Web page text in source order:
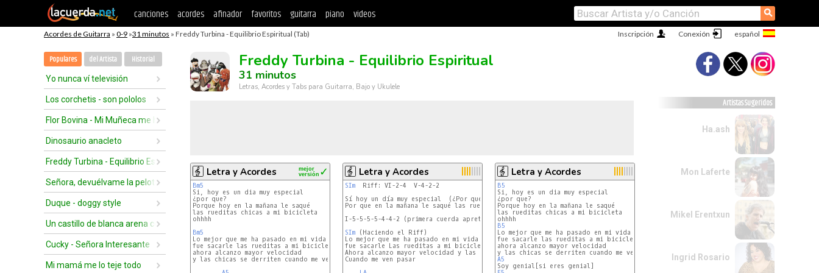
canciones acordes afinador favoritos guitarra piano videos ⚲
Acordes de Guitarra » 0-9 »31 minutos » Freddy Turbina - Equilibrio Espiritual (Tab) Conexión
Inscripción
Populares del Artista Historial
Yo nunca ví televisión
Los corchetis - son pololos
Flor Bovina - Mi Muñeca me hablo
Dinosaurio anacleto
Freddy Turbina - Equilibrio Espiritual
Señora, devuélvame la pelota
Duque - doggy style
Un castillo de blanca arena con vista al mar
Cucky - Señora Interesante
Mi mamá me lo teje todo
Freddy Turbina - Equilibrio Espiritual
31 minutos
Letras, Acordes y Tabs para Guitarra, Bajo y Ukulele
Letra y Acordes ✓
mejor
versión
Bm5
¿por que?
Porque hoy en la mañana le saqué
las rueditas chicas a mi bicicleta
ohhhh
Bm5
fue sacarle las rueditas a mi bicicleta
ahora alcanzo mayor velocidad
y las chicas se derriten cuando me ven pasar
Letra y Acordes
SIm
  Riff: VI-2-4  V-4-2-2
Sí hoy un día muy especial  (¿Por qué?)
Por que en la mañana le saqué las rueditas chicas a mi bicicleta (Oh)
I-5-5-5-5-4-4-2 (primera cuerda apretada en espacios, 5 y 4 según se indica)
SIm (Haciendo el Riff)
Lo mejor que me ha pasado en mi vida
fue sacarle Las rueditas a mi bicicleta
Ahora alcanzo mayor velocidad y las chicas se derriten
Cuando me ven pasar
Letra y Acordes
B5
¿por que?
Porque hoy en la mañana le saqué
las rueditas chicas a mi bicicleta
B5
fue sacarle las rueditas a mi bicicleta
ahora alcanzo mayor velocidad
A5
Artistas Sugeridos
Ha.ash
Mon Laferte
Mikel Erentxun
Ingrid Rosario